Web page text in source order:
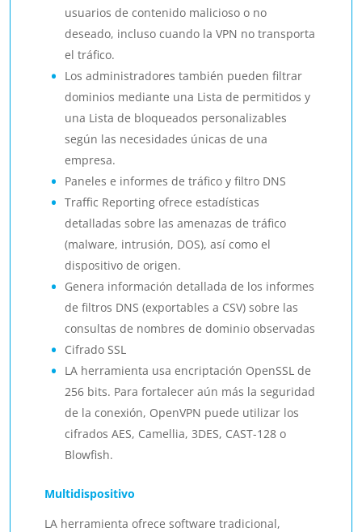
usuarios de contenido malicioso o no
deseado, incluso cuando la VPN no transporta
el tráfico.
Los administradores también pueden filtrar
dominios mediante una Lista de permitidos y
una Lista de bloqueados personalizables
según las necesidades únicas de una
empresa.
Paneles e informes de tráfico y filtro DNS
Traffic Reporting ofrece estadísticas
detalladas sobre las amenazas de tráfico
(malware, intrusión, DOS), así como el
dispositivo de origen.
Genera información detallada de los informes
de filtros DNS (exportables a CSV) sobre las
consultas de nombres de dominio observadas
Cifrado SSL
LA herramienta usa encriptación OpenSSL de
256 bits. Para fortalecer aún más la seguridad
de la conexión, OpenVPN puede utilizar los
cifrados AES, Camellia, 3DES, CAST-128 o
Blowfish.
Multidispositivo
LA herramienta ofrece software tradicional,